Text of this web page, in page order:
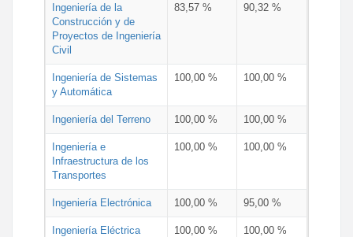
Ingeniería de la
Construcción y de
Proyectos de Ingeniería
Civil
83,57 % 90,32 %
Ingeniería de Sistemas
y Automática
100,00 % 100,00 %
Ingeniería del Terreno 100,00 % 100,00 %
Ingeniería e
Infraestructura de los
Transportes
100,00 % 100,00 %
Ingeniería Electrónica 100,00 % 95,00 %
Ingeniería Eléctrica 100,00 % 100,00 %